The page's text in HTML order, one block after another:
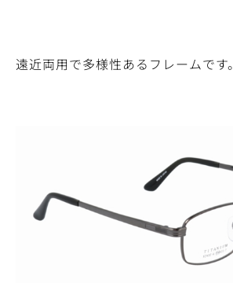
遠近両用で多様性あるフレームです。